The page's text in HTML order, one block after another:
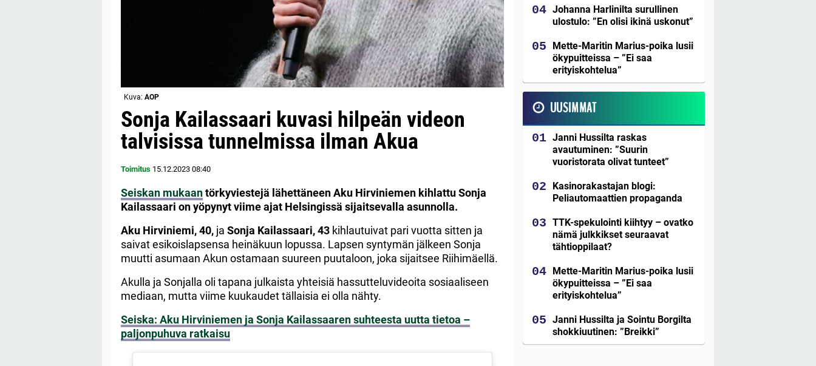
Kuva: AOP
Sonja Kailassaari kuvasi hilpeän videon
talvisissa tunnelmissa ilman Akua
Toimitus 15.12.2023 08:40
Seiskan mukaantörkyviestejä lähettäneen Aku Hirviniemen kihlattu Sonja
Kailassaari on yöpynyt viime ajat Helsingissä sijaitsevalla asunnolla.
Aku Hirviniemi, 40, ja Sonja Kailassaari, 43 kihlautuivat pari vuotta sitten ja
saivat esikoislapsensa heinäkuun lopussa. Lapsen syntymän jälkeen Sonja
muutti asumaan Akun ostamaan suureen puutaloon, joka sijaitsee Riihimäellä.
Akulla ja Sonjalla oli tapana julkaista yhteisiä hassutteluvideoita sosiaaliseen
mediaan, mutta viime kuukaudet tällaisia ei olla nähty.
Seiska: Aku Hirviniemen ja Sonja Kailassaaren suhteesta uutta tietoa –
paljonpuhuva ratkaisu
Johanna Harlinilta surullinen
ulostulo: ”En olisi ikinä uskonut”
Mette-Maritin Marius-poika lusii
ökypuitteissa – ”Ei saa
erityiskohtelua”
UUSIMMAT
Janni Hussilta raskas
avautuminen: ”Suurin
vuoristorata olivat tunteet”
Kasinorakastajan blogi:
Peliautomaattien propaganda
TTK-spekulointi kiihtyy – ovatko
nämä julkkikset seuraavat
tähtioppilaat?
Mette-Maritin Marius-poika lusii
ökypuitteissa – ”Ei saa
erityiskohtelua”
Janni Hussilta ja Sointu Borgilta
shokkiuutinen: ”Breikki”